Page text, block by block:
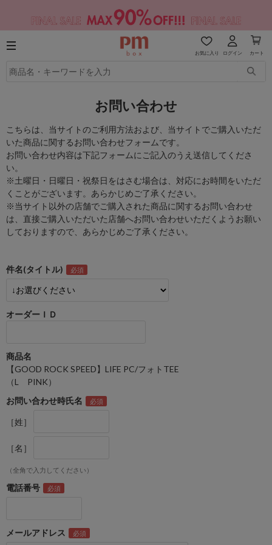
お気に入り ログイン カート
お問い合わせ
こちらは、当サイトのご利用方法および、当サイトでご購入いただ
いた商品に関するお問い合わせフォームです。
お問い合わせ内容は下記フォームにご記入のうえ送信してくださ
い。
※土曜日・日曜日・祝祭日をはさむ場合は、対応にお時間をいただ
くことがございます。あらかじめご了承ください。
※当サイト以外の店舗でご購入された商品に関するお問い合わせ
は、直接ご購入いただいた店舗へお問い合わせいただくようお願い
しておりますので、あらかじめご了承ください。
件名(タイトル)
オーダーＩＤ
商品名
【GOOD ROCK SPEED】LIFE PC/フォトTEE
（L PINK）
お問い合わせ時氏名
［姓］
［名］
（全角で入力してください）
電話番号
メールアドレス